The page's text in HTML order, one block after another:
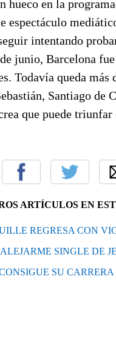
hueco en la
espectáculo
intentando
junio, Barcelona
Todavía queda más
Santiago de
que puede
ARTÍCULOS EN
REGRESA CON
SINGLE DE
SU